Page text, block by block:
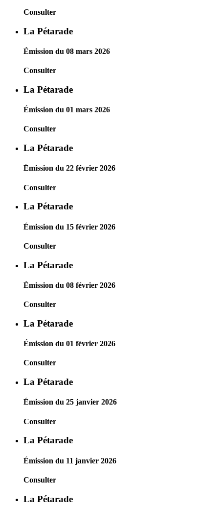
Consulter
La Pétarade
Émission du 08 mars 2026
Consulter
La Pétarade
Émission du 01 mars 2026
Consulter
La Pétarade
Émission du 22 février 2026
Consulter
La Pétarade
Émission du 15 février 2026
Consulter
La Pétarade
Émission du 08 février 2026
Consulter
La Pétarade
Émission du 01 février 2026
Consulter
La Pétarade
Émission du 25 janvier 2026
Consulter
La Pétarade
Émission du 11 janvier 2026
Consulter
La Pétarade